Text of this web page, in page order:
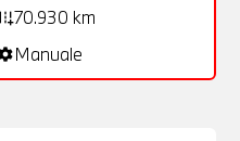
add_road70.930 km
Manuale